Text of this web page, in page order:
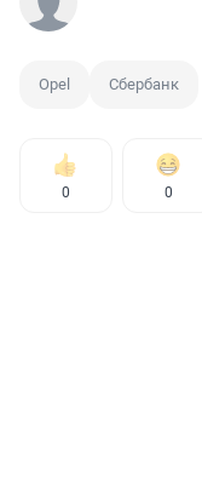
Opel Сбербанк
0 0